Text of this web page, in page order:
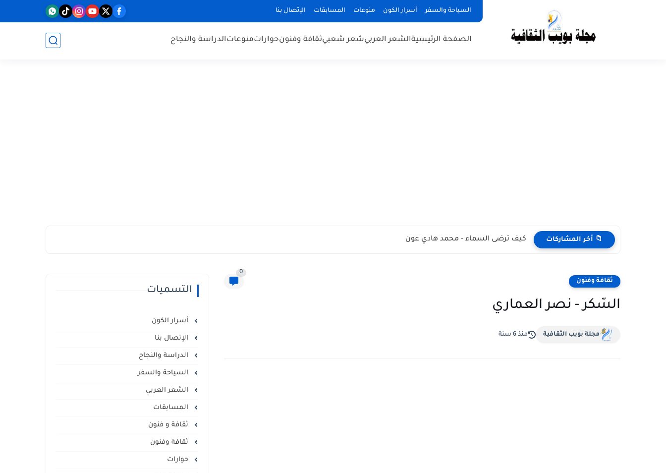
السياحة والسفر أسرار الكون منوعات المسابقات الإتصال بنا
الصفحة الرئيسيةالشعر العربيشعر شعبيثقافة وفنونحواراتمنوعاتالدراسة والنجاح
📁 أخر المشاركات كيف ترضى السماء - محمد هادي عون
ثقافة وفنون
0
السّكر - نصر العماري
مجلة بويب الثقافية منذ 6 سنة
التسميات
أسرار الكون
الإتصال بنا
الدراسة والنجاح
السياحة والسفر
الشعر العربي
المسابقات
ثقافة و فنون
ثقافة وفنون
حوارات